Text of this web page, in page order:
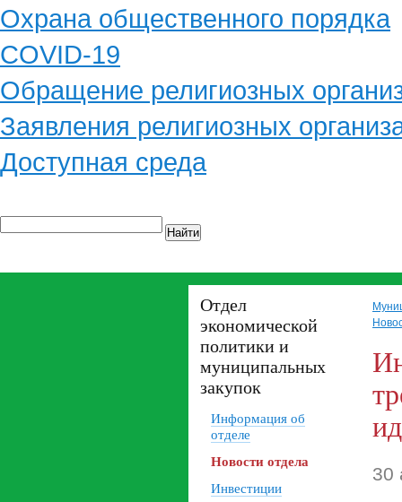
Охрана общественного порядка
COVID-19
Обращение религиозных
Заявления религиозных
Доступная среда
Найти
Отдел
экономической
политики и
муниципальных
закупок
Информация об
отделе
Новости отдела
Инвестиции
30